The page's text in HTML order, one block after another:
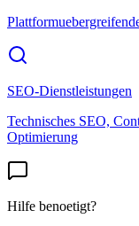
SEO-Dienstleistungen
Technisches SEO,
Optimierung
Hilfe benoetigt?